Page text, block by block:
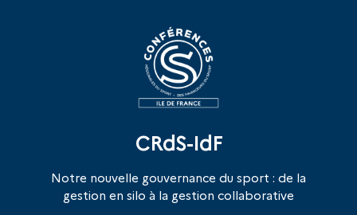
CRdS-IdF
Notre nouvelle gouvernance du sport : de la
gestion en silo à la gestion collaborative